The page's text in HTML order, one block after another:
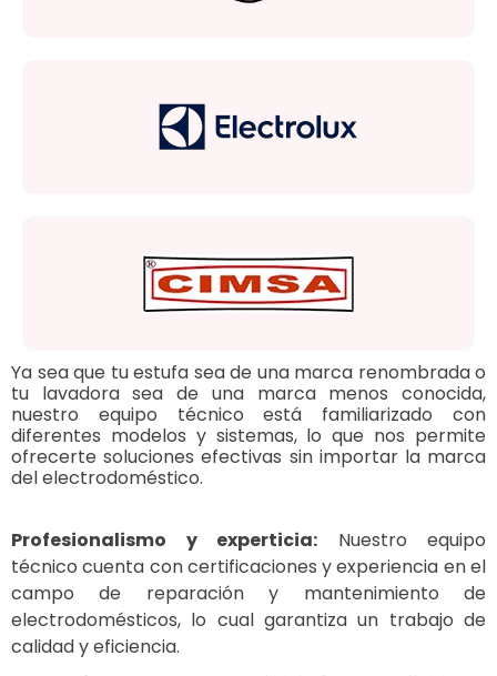
Ya sea que tu estufa sea de una marca renombrada o
tu lavadora sea de una marca menos conocida,
nuestro equipo técnico está familiarizado con
diferentes modelos y sistemas, lo que nos permite
ofrecerte soluciones efectivas sin importar la marca
del electrodoméstico.
Profesionalismo y experticia: Nuestro equipo
técnico cuenta con certificaciones y experiencia en el
campo de reparación y mantenimiento de
electrodomésticos, lo cual garantiza un trabajo de
calidad y eficiencia.